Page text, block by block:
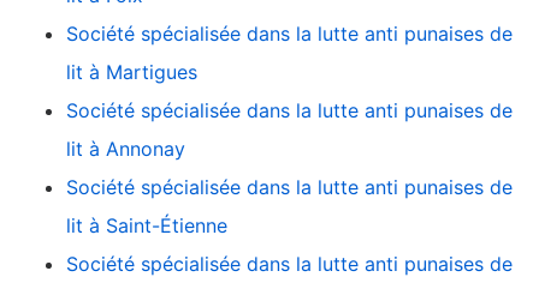
Société spécialisée dans la lutte anti punaises de
lit à Martigues
Société spécialisée dans la lutte anti punaises de
lit à Annonay
Société spécialisée dans la lutte anti punaises de
lit à Saint-Étienne
Société spécialisée dans la lutte anti punaises de